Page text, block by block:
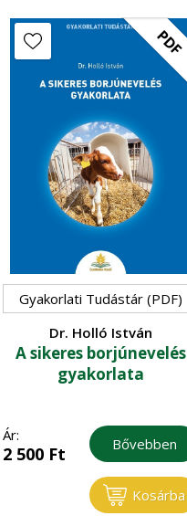
PDF
Gyakorlati Tudástár (PDF)
Dr. Holló István
A sikeres borjúnevelés
gyakorlata
Ár:
2 500 Ft Bővebben
Kosárba